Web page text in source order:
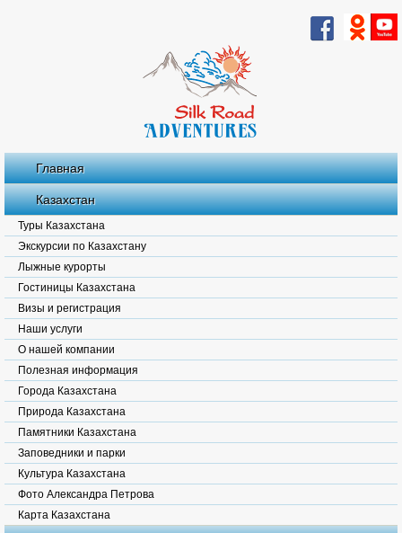
Главная
Казахстан
Туры Казахстана
Экскурсии по Казахстану
Лыжные курорты
Гостиницы Казахстана
Визы и регистрация
Наши услуги
О нашей компании
Полезная информация
Города Казахстана
Природа Казахстана
Памятники Казахстана
Заповедники и парки
Культура Казахстана
Фото Александра Петрова
Карта Казахстана